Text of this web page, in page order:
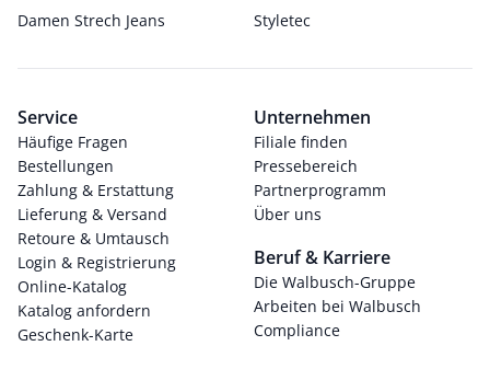
Damen Strech Jeans
Styletec
Service
Häufige Fragen
Bestellungen
Zahlung & Erstattung
Lieferung & Versand
Retoure & Umtausch
Login & Registrierung
Online-Katalog
Katalog anfordern
Geschenk-Karte
Unternehmen
Filiale finden
Pressebereich
Partnerprogramm
Über uns
Beruf & Karriere
Die Walbusch-Gruppe
Arbeiten bei Walbusch
Compliance